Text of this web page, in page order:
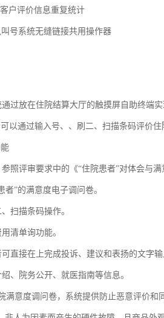
户评价信息重复统计
号系统无缝链接共用操作器
过放在住院结算大厅的触摸屏自助终端
以通过输入号、、刷二、扫描条码评价住
照评审要求中的《“住院患者”对体会与
”的满意度电子调问卷。
扫描条码操作。
清单询功能。
直接在上完成投诉、建议和表扬的文字输
、院务公开、就医指南等信息。
满意度调问卷，系统提供防止恶意评价和